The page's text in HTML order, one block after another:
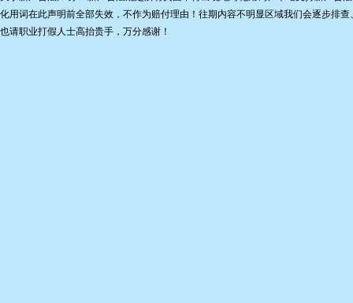
化用词在此声明前全部失效，不作为赔付理由！往期内容不明显区域我们会逐步排
也请职业打假人士高抬贵手，万分感谢！